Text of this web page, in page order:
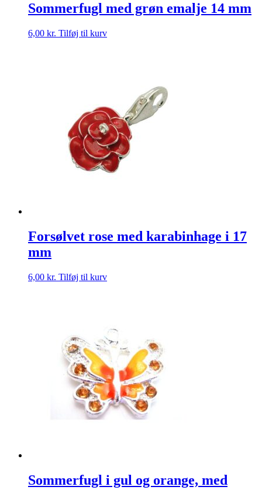
Sommerfugl med grøn emalje 14 mm
6,00 kr. Tilføj til kurv
Forsølvet rose med karabinhage i 17
mm
6,00 kr. Tilføj til kurv
Sommerfugl i gul og orange, med